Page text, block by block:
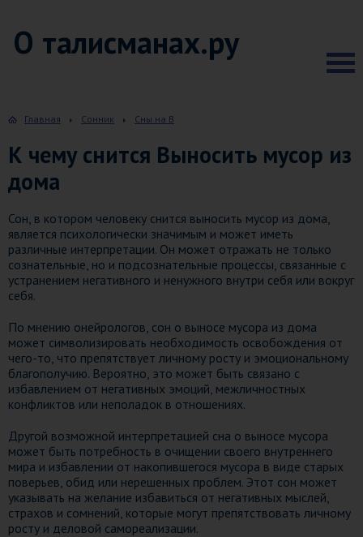
О талисманах.ру
Главная Сонник Сны на В
К чему снится Выносить мусор из
дома
Сон, в котором человеку снится выносить мусор из дома,
является психологически значимым и может иметь
различные интерпретации. Он может отражать не только
сознательные, но и подсознательные процессы, связанные с
устранением негативного и ненужного внутри себя или вокруг
себя.
По мнению онейрологов, сон о выносе мусора из дома
может символизировать необходимость освобождения от
чего-то, что препятствует личному росту и эмоциональному
благополучию. Вероятно, это может быть связано с
избавлением от негативных эмоций, межличностных
конфликтов или неполадок в отношениях.
Другой возможной интерпретацией сна о выносе мусора
может быть потребность в очищении своего внутреннего
мира и избавлении от накопившегося мусора в виде старых
поверьев, обид или нерешенных проблем. Этот сон может
указывать на желание избавиться от негативных мыслей,
страхов и сомнений, которые могут препятствовать личному
росту и деловой самореализации.